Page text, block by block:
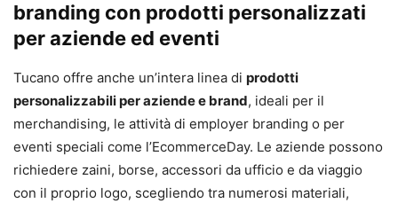
branding con prodotti personalizzati
per aziende ed eventi
Tucano offre anche un’intera linea di prodotti
personalizzabili per aziende e brand, ideali per il
merchandising, le attività di employer branding o per
eventi speciali come l’EcommerceDay. Le aziende possono
richiedere zaini, borse, accessori da ufficio e da viaggio
con il proprio logo, scegliendo tra numerosi materiali,